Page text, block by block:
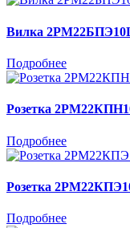
Вилка
Подробнее
Розетка
Подробнее
Розетка
Подробнее